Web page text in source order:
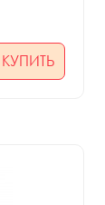
КУПИТЬ